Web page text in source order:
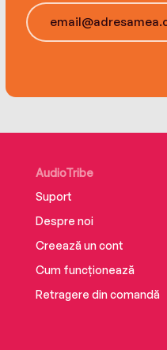
AudioTribe
Suport
Despre noi
Creează un cont
Cum funcționează
Retragere din comandă